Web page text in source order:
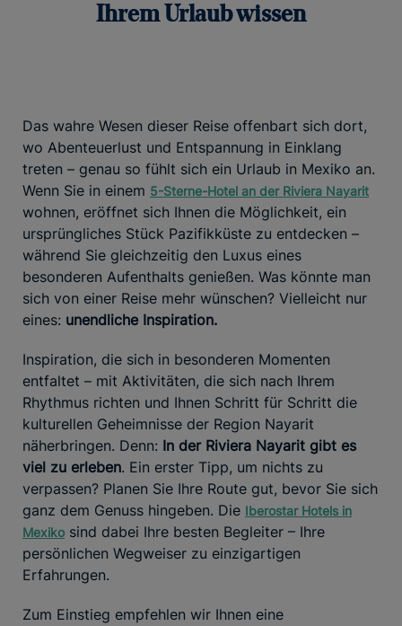
Ihrem Urlaub wissen
Das wahre Wesen dieser Reise offenbart sich dort,
wo Abenteuerlust und Entspannung in Einklang
treten – genau so fühlt sich ein Urlaub in Mexiko an.
Wenn Sie in einem 5-Sterne-Hotel an der Riviera Nayarit
wohnen, eröffnet sich Ihnen die Möglichkeit, ein
ursprüngliches Stück Pazifikküste zu entdecken –
während Sie gleichzeitig den Luxus eines
besonderen Aufenthalts genießen. Was könnte man
sich von einer Reise mehr wünschen? Vielleicht nur
eines: unendliche Inspiration.
Inspiration, die sich in besonderen Momenten
entfaltet – mit Aktivitäten, die sich nach Ihrem
Rhythmus richten und Ihnen Schritt für Schritt die
kulturellen Geheimnisse der Region Nayarit
näherbringen. Denn: In der Riviera Nayarit gibt es
viel zu erleben. Ein erster Tipp, um nichts zu
verpassen? Planen Sie Ihre Route gut, bevor Sie sich
ganz dem Genuss hingeben. Die Iberostar Hotels in
Mexiko sind dabei Ihre besten Begleiter – Ihre
persönlichen Wegweiser zu einzigartigen
Erfahrungen.
Zum Einstieg empfehlen wir Ihnen eine